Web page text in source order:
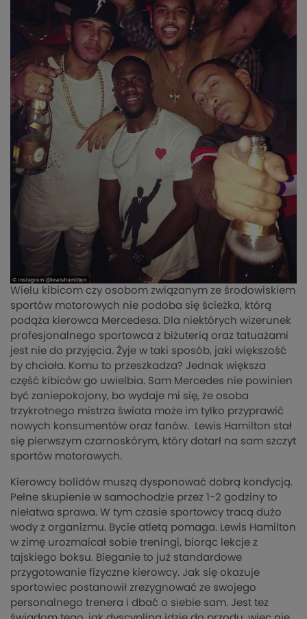
Wielu kibicom czy osobom związanym ze środowiskiem
sportów motorowych nie podoba się ścieżka, którą
podąża kierowca Mercedesa. Dla niektórych wizerunek
profesjonalnego sportowca z biżuterią oraz tatuażami
jest nie do przyjęcia. Żyje w taki sposób, jaki większość
by chciała. Komu to przeszkadza? Jednak większa
część kibiców go uwielbia. Sam Mercedes nie powinien
być zaniepokojony, bo wydaje mi się, że osoba
trzykrotnego mistrza świata może im tylko przyprawić
nowych konsumentów oraz fanów. Lewis Hamilton stał
się pierwszym czarnoskórym, który dotarł na sam szczyt
sportów motorowych.
Kierowcy bolidów muszą dysponować dobrą kondycją.
Pełne skupienie w samochodzie przez 1-2 godziny to
niełatwa sprawa. W tym czasie sportowcy tracą dużo
wody z organizmu. Bycie atletą pomaga. Lewis Hamilton
w zimę urozmaicał sobie treningi, biorąc lekcje z
tajskiego boksu. Bieganie to już standardowe
przygotowanie fizyczne kierowcy. Jak się okazuje
sportowiec postanowił zrezygnować ze swojego
personalnego trenera i dbać o siebie sam. Jest tez